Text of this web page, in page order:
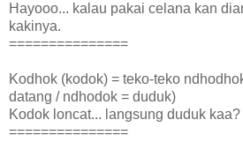
Hayooo... kalau pakai celana kan
kakinya.
===============
Kodhok (kodok) = teko-teko
datang / ndhodok = duduk)
Kodok loncat... langsung duduk kaa?
===============